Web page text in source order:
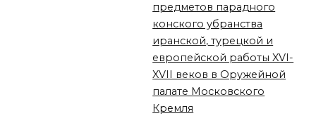
предметов парадного
конского убранства
иранской, турецкой и
европейской работы XVI-
XVII веков в Оружейной
палате Московского
Кремля